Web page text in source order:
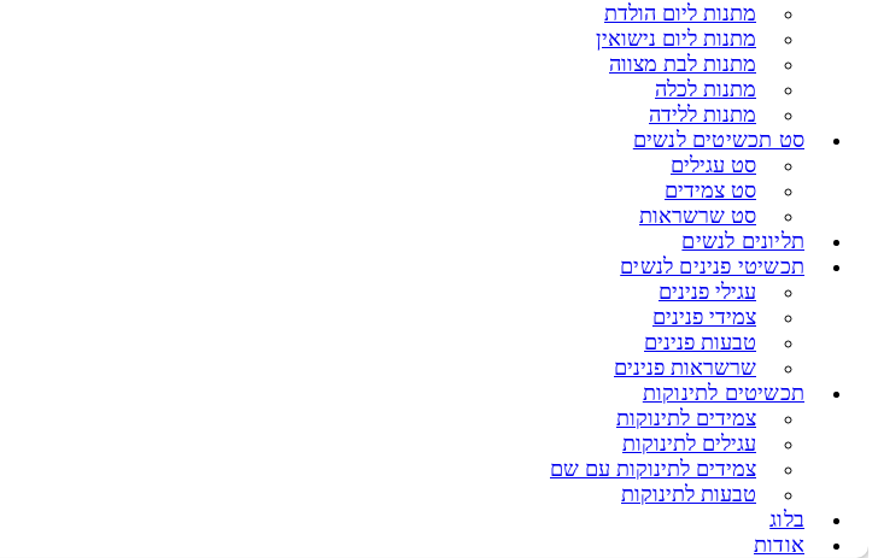
מתנות ליום הולדת
מתנות ליום נישואין
מתנות לבת מצווה
מתנות לכלה
מתנות ללידה
סט תכשיטים לנשים
סט עגילים
סט צמידים
סט שרשראות
תליונים לנשים
תכשיטי פנינים לנשים
עגילי פנינים
צמידי פנינים
טבעות פנינים
שרשראות פנינים
תכשיטים לתינוקות
צמידים לתינוקות
עגילים לתינוקות
צמידים לתינוקות עם שם
טבעות לתינוקות
בלוג
אודות